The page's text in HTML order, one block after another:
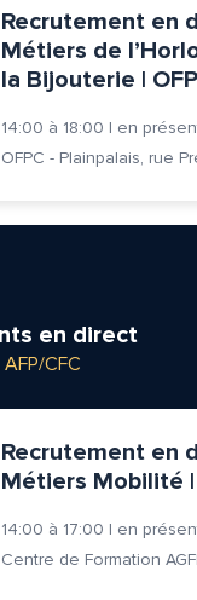
Recrutement en
Métiers de
la Bijouterie |
14:00 à 18:00 | en
en direct
CFC
Recrutement en
Métiers Mobilité
14:00 à 17:00 | en